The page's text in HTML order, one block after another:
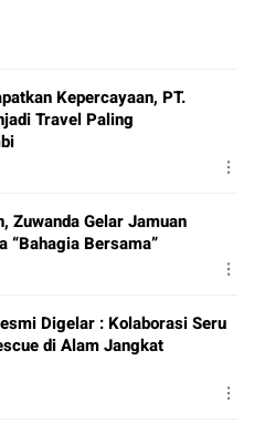
Kepercayaan, PT.
Travel Paling
Zuwanda Gelar Jamuan
“Bahagia Bersama”
Digelar : Kolaborasi Seru
di Alam Jangkat